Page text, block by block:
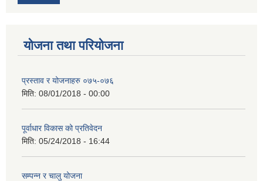
योजना तथा परियोजना
प्रस्ताव र योजनाहरु ०७५-०७६
मिति: 08/01/2018 - 00:00
पूर्वाधार विकास को प्रतिवेदन
मिति: 05/24/2018 - 16:44
सम्पन्न र चालु योजना